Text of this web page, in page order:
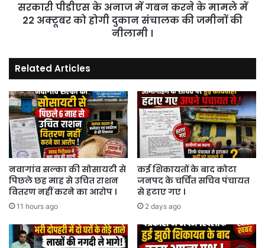
दुकान
संचालक
की
जमीनों
की
नीलामी
।
सरकारी पीडीएस के अनाज में गबन करने के मामले में
22 अक्टूबर को होगी दुकान संचालक की जमीनों की
नीलामी ।
Related Articles
नवागांव सल्का की सोसायटी से
पिछले छह माह से उचित राशन
वितरण नहीं करने का आरोप ।
11 hours ago
कई शिकायतों के बाद कोटा
जनपद के चर्चित सचिव पंचायत
से हटाए गए ।
2 days ago